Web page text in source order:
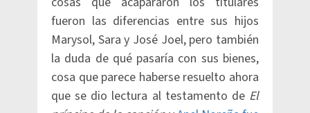
fueron las diferencias entre sus hijos
Marysol, Sara y José Joel, pero también
la duda de qué pasaría con sus bienes,
cosa que parece haberse resuelto ahora
que se dio lectura al testamento de El